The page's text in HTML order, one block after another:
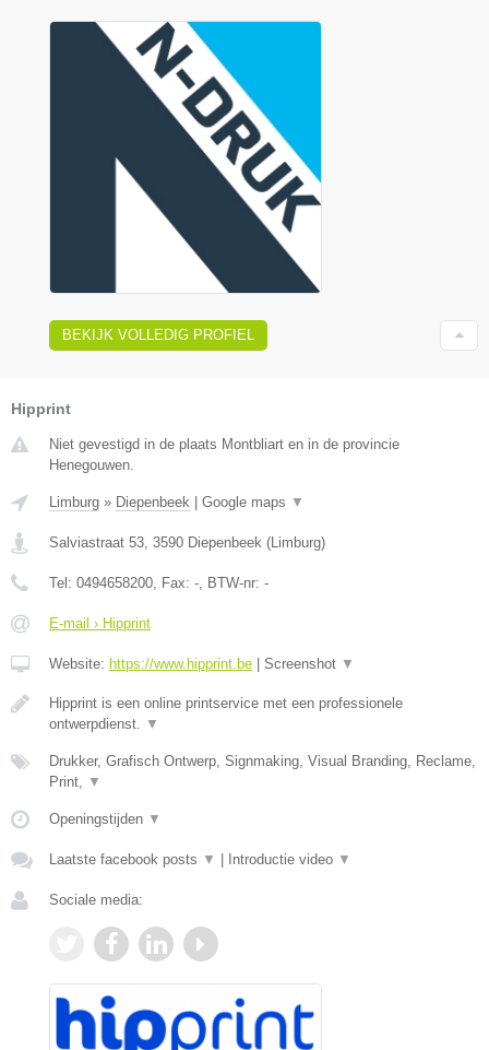
BEKIJK VOLLEDIG PROFIEL
Hipprint
Niet gevestigd in de plaats Montbliart en in de provincie
Henegouwen.
Limburg » Diepenbeek | Google maps ▼
Salviastraat 53 3590 Diepenbeek (Limburg)
Tel: 0494658200 , Fax: - , BTW-nr: -
E-mail › Hipprint
Website: https://www.hipprint.be | Screenshot ▼
Hipprint is een online printservice met een professionele
ontwerpdienst.
▼
Drukker, Grafisch Ontwerp, Signmaking, Visual Branding, Reclame,
Print,
▼
Openingstijden ▼
Laatste facebook posts ▼ | Introductie video ▼
Sociale media: